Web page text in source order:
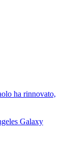
ha rinnovato,
Galaxy